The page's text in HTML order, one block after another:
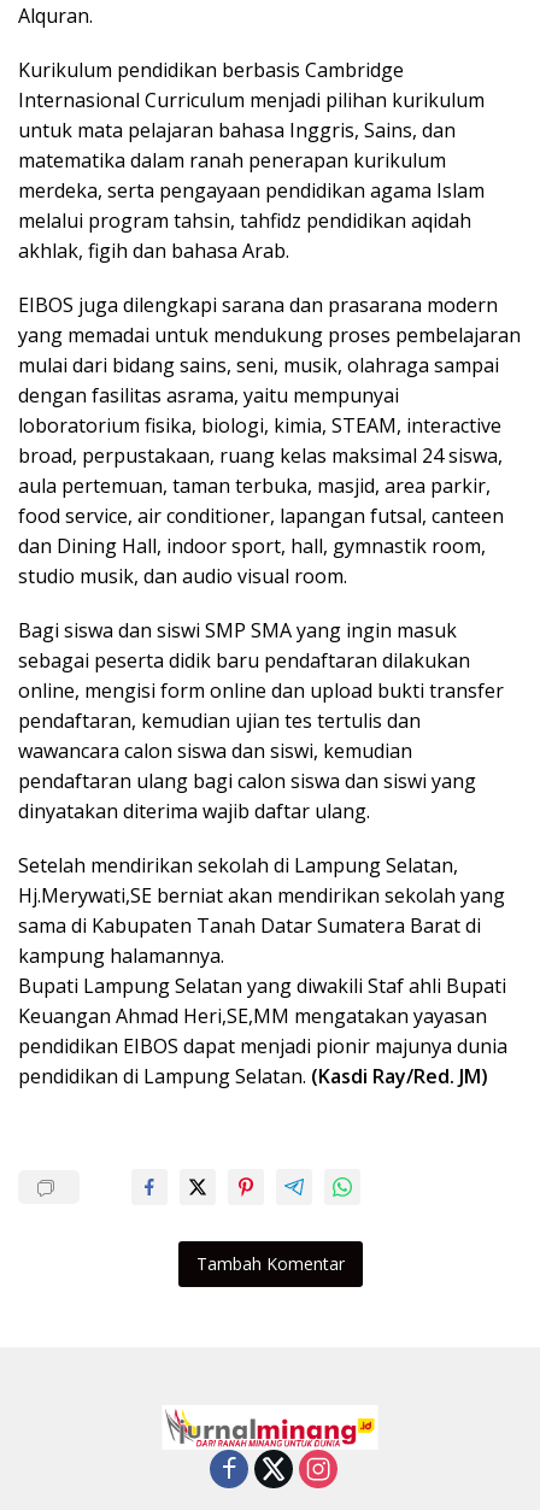
Alquran.
Kurikulum pendidikan berbasis Cambridge
Internasional Curriculum menjadi pilihan kurikulum
untuk mata pelajaran bahasa Inggris, Sains, dan
matematika dalam ranah penerapan kurikulum
merdeka, serta pengayaan pendidikan agama Islam
melalui program tahsin, tahfidz pendidikan aqidah
akhlak, figih dan bahasa Arab.
EIBOS juga dilengkapi sarana dan prasarana modern
yang memadai untuk mendukung proses pembelajaran
mulai dari bidang sains, seni, musik, olahraga sampai
dengan fasilitas asrama, yaitu mempunyai
loboratorium fisika, biologi, kimia, STEAM, interactive
broad, perpustakaan, ruang kelas maksimal 24 siswa,
aula pertemuan, taman terbuka, masjid, area parkir,
food service, air conditioner, lapangan futsal, canteen
dan Dining Hall, indoor sport, hall, gymnastik room,
studio musik, dan audio visual room.
Bagi siswa dan siswi SMP SMA yang ingin masuk
sebagai peserta didik baru pendaftaran dilakukan
online, mengisi form online dan upload bukti transfer
pendaftaran, kemudian ujian tes tertulis dan
wawancara calon siswa dan siswi, kemudian
pendaftaran ulang bagi calon siswa dan siswi yang
dinyatakan diterima wajib daftar ulang.
Setelah mendirikan sekolah di Lampung Selatan,
Hj.Merywati,SE berniat akan mendirikan sekolah yang
sama di Kabupaten Tanah Datar Sumatera Barat di
kampung halamannya.
Bupati Lampung Selatan yang diwakili Staf ahli Bupati
Keuangan Ahmad Heri,SE,MM mengatakan yayasan
pendidikan EIBOS dapat menjadi pionir majunya dunia
pendidikan di Lampung Selatan. (Kasdi Ray/Red. JM)
Tambah Komentar